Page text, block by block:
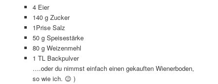
4 Eier
140 g Zucker
1Prise Salz
50 g Speisestärke
80 g Weizenmehl
1 TL Backpulver
….oder du nimmst einfach einen gekauften Wienerboden,
so wie ich. 😉 )